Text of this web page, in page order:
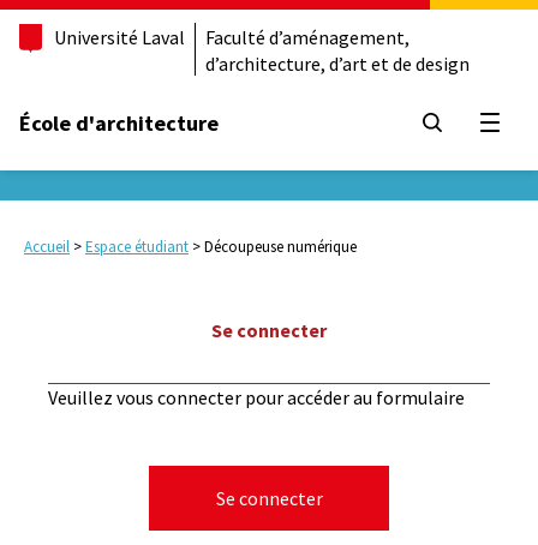
Université Laval
Faculté d’aménagement,
d’architecture, d’art et de design
École d'architecture
Accueil >Espace étudiant >Découpeuse numérique
Se connecterSe
à
cet
Veuillez vous connecter pour accéder au formulaire
Se connecter